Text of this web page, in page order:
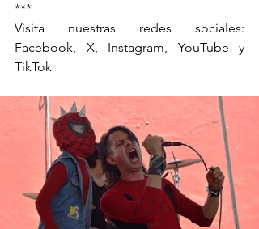
***
Visita nuestras redes sociales:
Facebook, X, Instagram, YouTube y
TikTok